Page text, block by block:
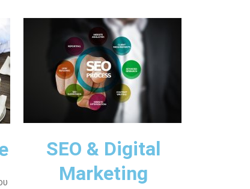
SEO & Digital
Marketing